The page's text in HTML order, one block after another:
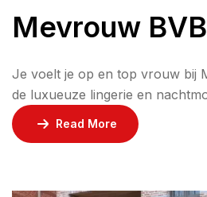
Mevrouw
Je voelt je op en top vrouw bij
de luxueuze lingerie en
best uit. Ook ’s nachts! Kom
advies en loop buiten met
Read More